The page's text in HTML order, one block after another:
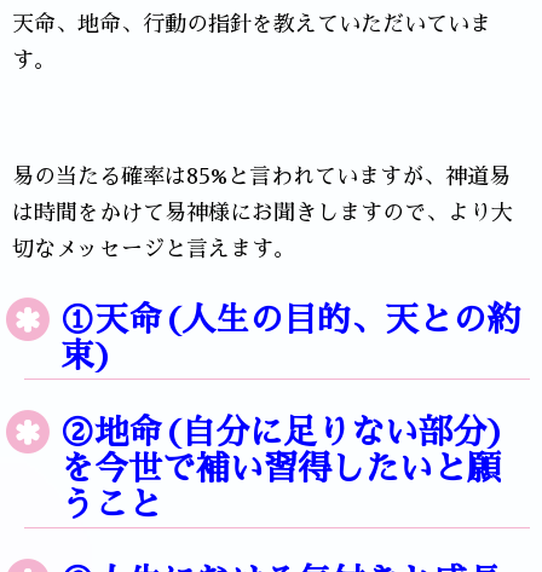
天命、地命、行動の指針を教えていただいていま
す。
易の当たる確率は85%と言われていますが、神道易
は時間をかけて易神様にお聞きしますので、より大
切なメッセージと言えます。
①天命(人生の目的、天との約
束)
②地命(自分に足りない部分)
を今世で補い習得したいと願
うこと